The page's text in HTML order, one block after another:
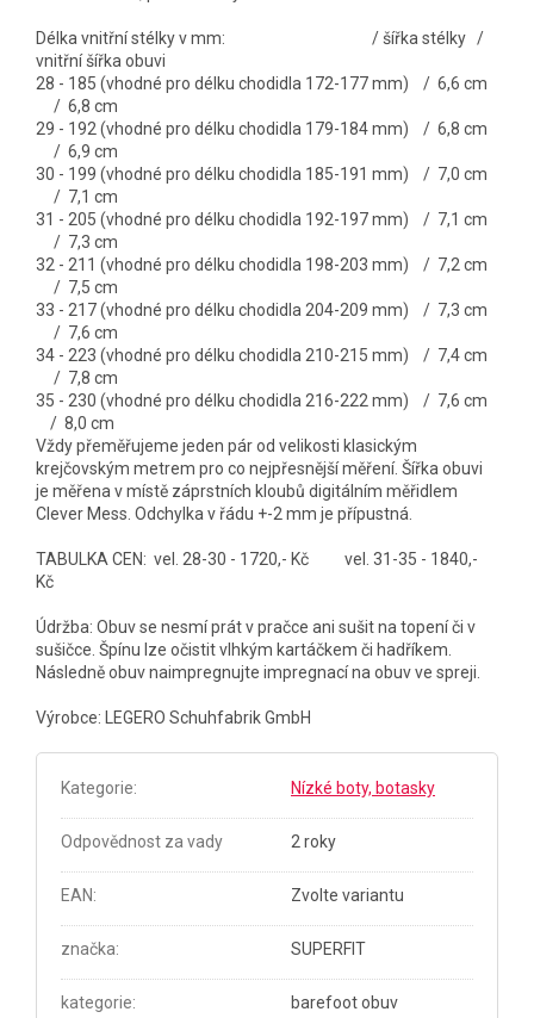
Délka vnitřní stélky v mm: / šířka stélky /
vnitřní šířka obuvi
28 - 185 (vhodné pro délku chodidla 172-177 mm) / 6,6 cm
/ 6,8 cm
29 - 192 (vhodné pro délku chodidla 179-184 mm) / 6,8 cm
/ 6,9 cm
30 - 199 (vhodné pro délku chodidla 185-191 mm) / 7,0 cm
/ 7,1 cm
31 - 205 (vhodné pro délku chodidla 192-197 mm) / 7,1 cm
/ 7,3 cm
32 - 211 (vhodné pro délku chodidla 198-203 mm) / 7,2 cm
/ 7,5 cm
33 - 217 (vhodné pro délku chodidla 204-209 mm) / 7,3 cm
/ 7,6 cm
34 - 223 (vhodné pro délku chodidla 210-215 mm) / 7,4 cm
/ 7,8 cm
35 - 230 (vhodné pro délku chodidla 216-222 mm) / 7,6 cm
/ 8,0 cm
Vždy přeměřujeme jeden pár od velikosti klasickým
krejčovským metrem pro co nejpřesnější měření. Šířka obuvi
je měřena v místě záprstních kloubů digitálním měřidlem
Clever Mess. Odchylka v řádu +-2 mm je přípustná.
TABULKA CEN: vel. 28-30 - 1720,- Kč vel. 31-35 - 1840,-
Kč
Údržba: Obuv se nesmí prát v pračce ani sušit na topení či v
sušičce. Špínu lze očistit vlhkým kartáčkem či hadříkem.
Následně obuv naimpregnujte impregnací na obuv ve spreji.
Výrobce: LEGERO Schuhfabrik GmbH
Kategorie: Nízké boty, botasky
Odpovědnost za vady 2 roky
EAN: Zvolte variantu
značka: SUPERFIT
kategorie: barefoot obuv